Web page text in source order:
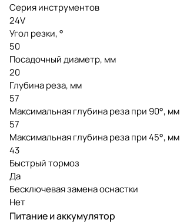
Серия инструментов
24V
Угол резки, °
50
Посадочный диаметр, мм
20
Глубина реза, мм
57
Максимальная глубина реза при 90°, мм
57
Максимальная глубина реза при 45°, мм
43
Быстрый тормоз
Да
Бесключевая замена оснастки
Нет
Питание и аккумулятор